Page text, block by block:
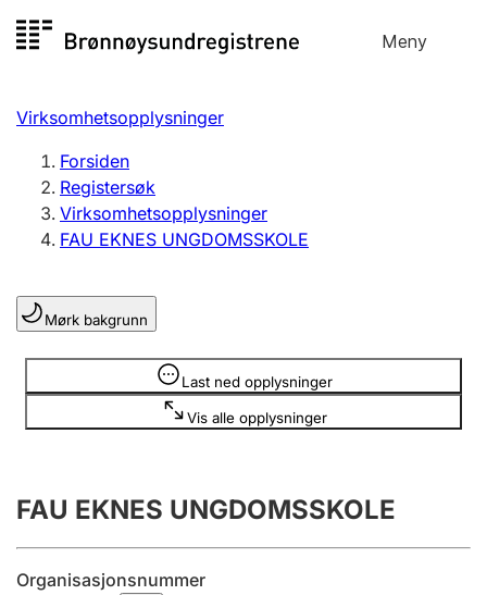
til
Meny
Registersøk
Aksjeselskap
Enkeltpersonforetak
Registrere, endre, slette
Lag og forening
Registrere, endre, slette
Årsregnskap
Innsending og forsinkelsesgebyr
Virksomhetsopplysninger
Forsiden
Registersøk
Virksomhetsopplysninger
FAU EKNES UNGDOMSSKOLE
Mørk bakgrunn
Last ned opplysninger
Vis alle opplysninger
Opplysninger er skjult
FAU EKNES UNGDOMSSKOLE
Organisasjonsnummer